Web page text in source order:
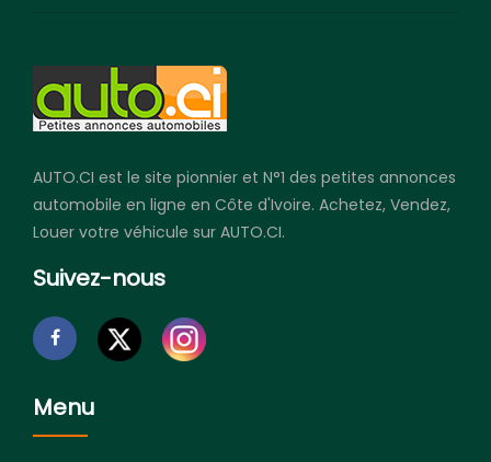
AUTO.CI est le site pionnier et N°1 des petites annonces
automobile en ligne en Côte d'Ivoire. Achetez, Vendez,
Louer votre véhicule sur AUTO.CI.
Suivez-nous
Menu